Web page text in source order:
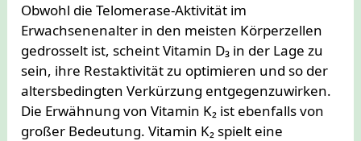
Obwohl die Telomerase-Aktivität im
Erwachsenenalter in den meisten Körperzellen
gedrosselt ist, scheint Vitamin D₃ in der Lage zu
sein, ihre Restaktivität zu optimieren und so der
altersbedingten Verkürzung entgegenzuwirken.
Die Erwähnung von Vitamin K₂ ist ebenfalls von
großer Bedeutung. Vitamin K₂ spielt eine